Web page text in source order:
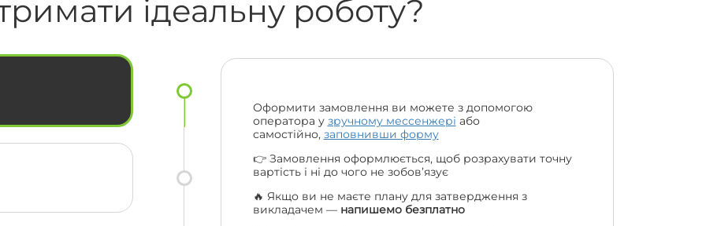
величезна подяка. Ціни порівняно з
іншими взагалі топ. Рекомендую вас
і сама буду звертатися ще. Велике
дякую усій вашій команді 😍🔥
ідеальну роботу?
Оформити замовлення ви можете з допомогою
оператора у зручному мессенжері або
самостійно, заповнивши форму
👉 Замовлення оформлюється, щоб розрахувати точну
вартість і ні до чого не зобов’язує
🔥 Якщо ви не маєте плану для затвердження з
викладачем — напишемо безплатно